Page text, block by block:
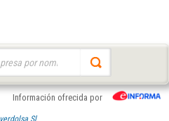
Información ofrecida por
Sl